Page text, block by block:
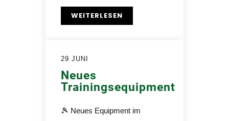
WEITERLESEN
29 JUNI
Neues
Trainingsequipment
🎾 Neues Equipment im